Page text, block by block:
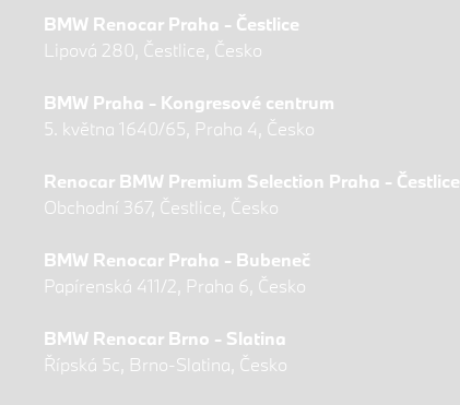
BMW Renocar Praha - Čestlice
Lipová 280, Čestlice, Česko
BMW Praha - Kongresové centrum
5. května 1640/65, Praha 4, Česko
Renocar BMW Premium Selection Praha - Čestlice
Obchodní 367, Čestlice, Česko
BMW Renocar Praha - Bubeneč
Papírenská 411/2, Praha 6, Česko
BMW Renocar Brno - Slatina
Řípská 5c, Brno-Slatina, Česko